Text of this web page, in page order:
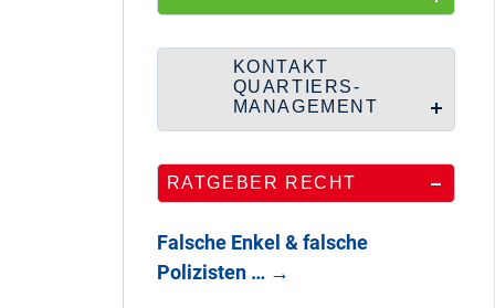
KONTAKT
QUARTIERS-
MANAGEMENT
RATGEBER RECHT
Falsche Enkel & falsche
Polizisten … →
HipHop-Video: Das
ist Mein Viertel!
Mit Mieter-Kohle
auf Senats-Kohle